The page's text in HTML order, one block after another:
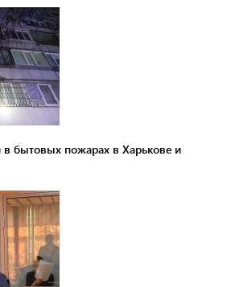
в бытовых пожарах в Харькове и